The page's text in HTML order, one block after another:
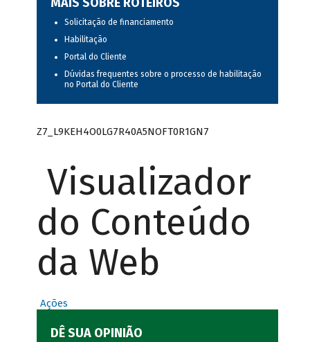
MAIS SOBRE ROTEIROS
Solicitação de financiamento
Habilitação
Portal do Cliente
Dúvidas frequentes sobre o processo de habilitação
no Portal do Cliente
Z7_L9KEH4O0LG7R40A5NOFT0R1GN7
Visualizador
do Conteúdo
da Web
Ações
DÊ SUA OPINIÃO